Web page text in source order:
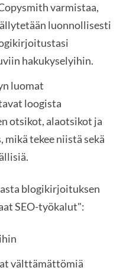
varmistaa,
luonnollisesti
hakukyselyihin.
luomat
loogista
otsikot, alaotsikot ja
tekee niistä sekä
blogikirjoituksen
SEO-työkalut":
välttämättömiä